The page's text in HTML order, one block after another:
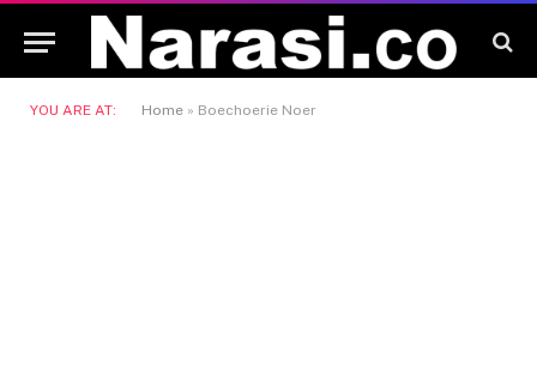
YOU ARE AT: Home » Boechoerie Noer